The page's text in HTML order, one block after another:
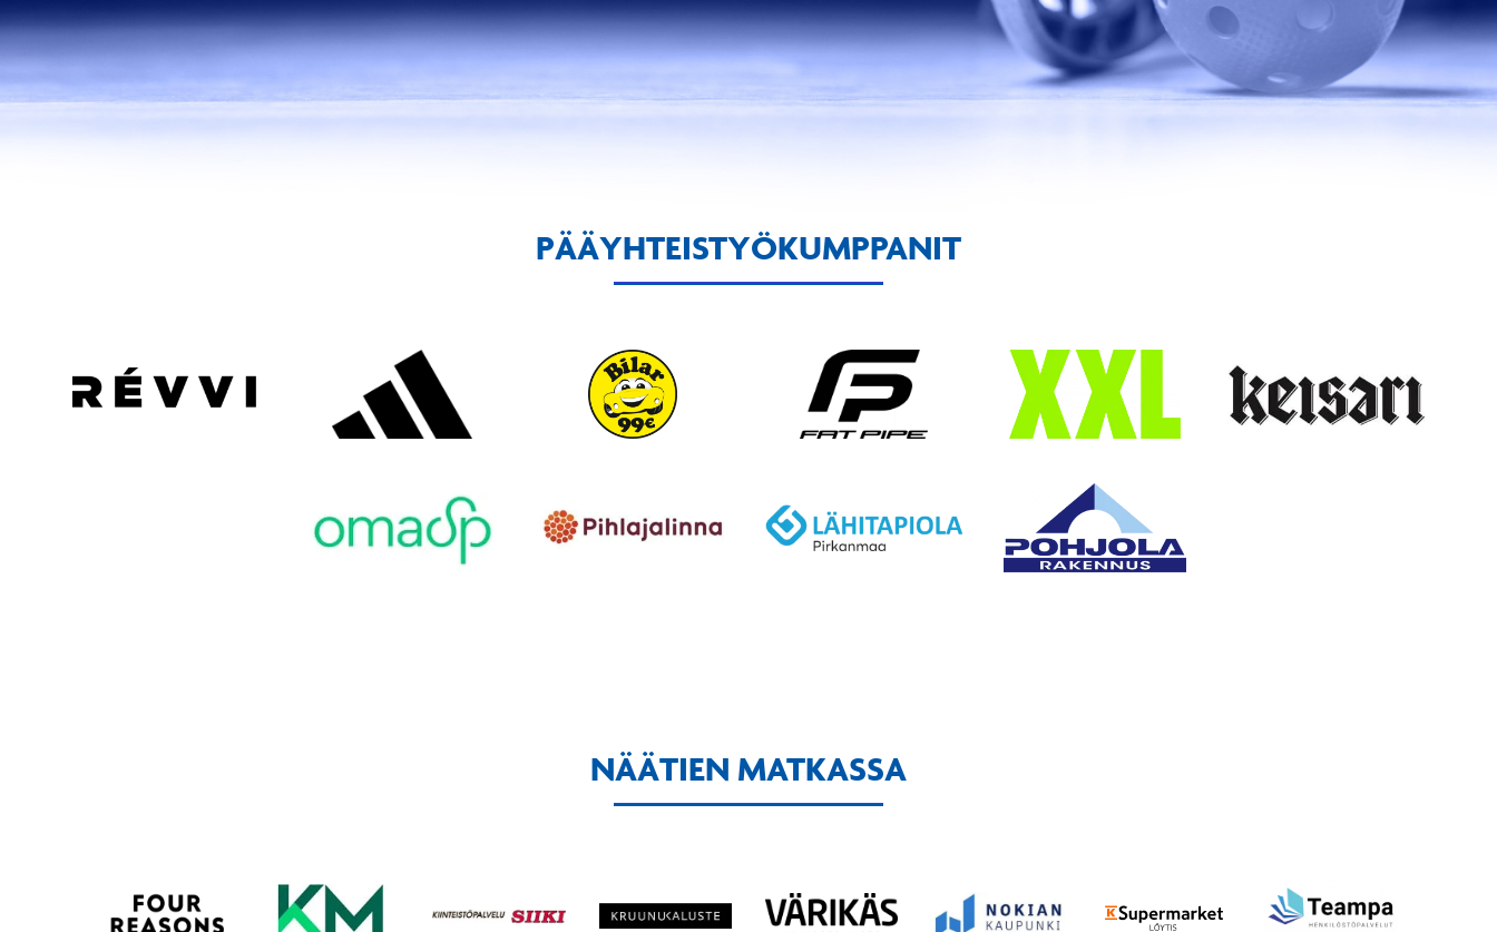
PÄÄYHTEISTYÖKUMPPANIT
NÄÄTIEN MATKASSA